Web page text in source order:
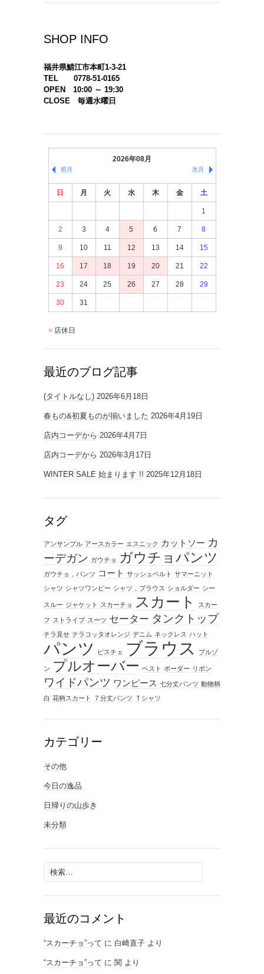
SHOP INFO
福井県鯖江市本町1-3-21
TEL 0778-51-0165
OPEN 10:00 ～ 19:30
CLOSE 毎週水曜日
2026年08月
前月 次月
日 月 火 水 木 金 土
1
2 3 4 5 6 7 8
9 10 11 12 13 14 15
16 17 18 19 20 21 22
23 24 25 26 27 28 29
30 31
店休日
最近のブログ記事
(タイトルなし) 2026年6月18日
春もの&初夏ものが揃いました 2026年4月19日
店内コーデから 2026年4月7日
店内コーデから 2026年3月17日
WINTER SALE 始まります !! 2025年12月18日
タグ
アンサンブル アースカラー エスニック カットソー カ
ーデガン ガウチョ ガウチョパンツ
ガウチョ，パンツ コート サッシュベルト サマーニット
シャツ シャツワンピー シャツ，ブラウス ショルダー シー
スルー ジャケット スカーチョ スカート スカー
フ ストライプ スーツ セーター タンクトップ
チラ見せ テラコッタオレンジ デニム ネックレス ハット
パンツ ビスチェ ブラウス ブルゾ
ン プルオーバー ベスト ボーダー リボン
ワイドパンツ ワンピース 七分丈パンツ 動物柄
白 花柄スカート ７分丈パンツ Ｔシャツ
カテゴリー
その他
今日の逸品
日帰りの山歩き
未分類
検
索:
最近のコメント
“スカーチョ”って に 白崎直子 より
“スカーチョ”って に 関 より